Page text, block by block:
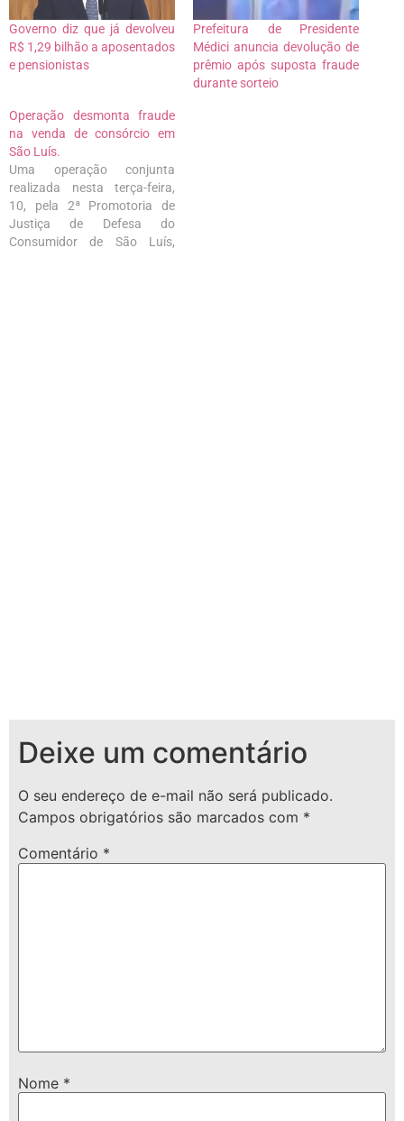
Governo diz que já devolveu
R$ 1,29 bilhão a aposentados
e pensionistas
Prefeitura de Presidente
Médici anuncia devolução de
prêmio após suposta fraude
durante sorteio
Operação desmonta fraude
na venda de consórcio em
São Luís.
Uma operação conjunta
realizada nesta terça-feira,
10, pela 2ª Promotoria de
Justiça de Defesa do
Consumidor de São Luís,
Deixe um comentário
O seu endereço de e-mail não será publicado.
Campos obrigatórios são marcados com *
Comentário *
Nome *